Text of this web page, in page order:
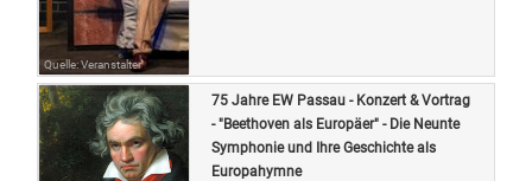
Quelle: Veranstalter
75 Jahre EW Passau - Konzert & Vortrag
- "Beethoven als Europäer" - Die Neunte
Symphonie und Ihre Geschichte als
Europahymne